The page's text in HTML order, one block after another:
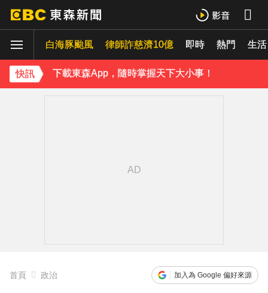
白海豚颱風 律師詐慈濟10億 即時 熱門 生活
快訊
下載東森App，隨時掌握天下大小事！
《理財達人秀》X 安聯投信免費講座報名中！搶先卡位 2027
下載東森App，隨時掌握天下大小事！
首頁 政治 加入為 Google 偏好來源